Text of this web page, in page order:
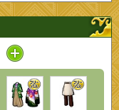
アイコン / ラインナッ